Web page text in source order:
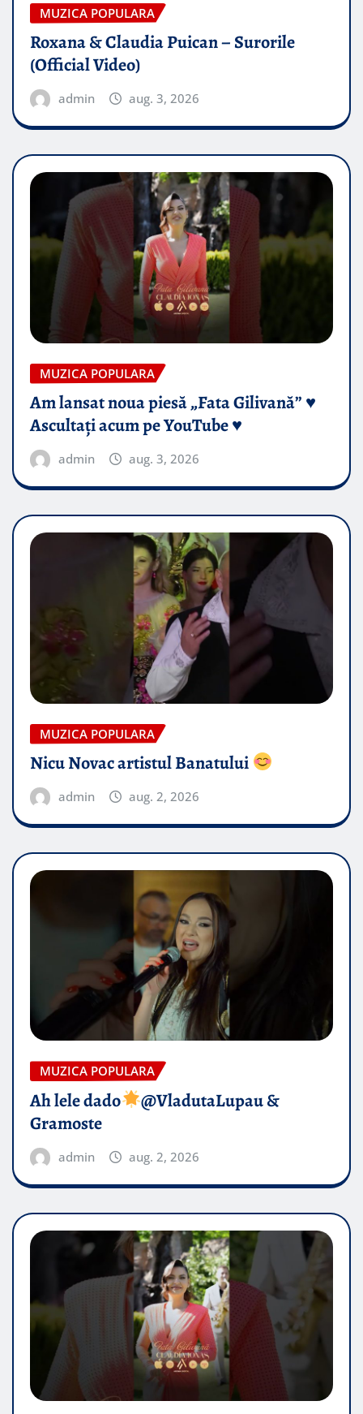
MUZICA POPULARA
Roxana & Claudia Puican – Surorile
(Official Video)
admin aug. 3, 2026
MUZICA POPULARA
Am lansat noua piesă „Fata Gilivană” ♥️
Ascultați acum pe YouTube ♥️
admin aug. 3, 2026
MUZICA POPULARA
Nicu Novac artistul Banatului
admin aug. 2, 2026
MUZICA POPULARA
Ah lele dado​
@VladutaLupau &
Gramoste
admin aug. 2, 2026